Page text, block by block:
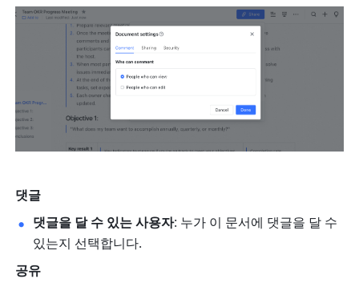
댓글
댓글을 달 수 있는 사용자: 누가 이 문서에 댓글을 달 수
있는지 선택합니다.
공유